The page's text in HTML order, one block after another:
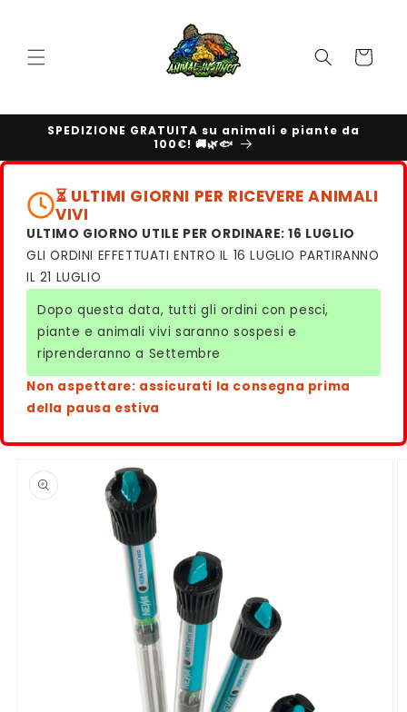
Carrello
SPEDIZIONE GRATUITA su animali e piante da
100€! 🚚🌿🐟
⏳ ULTIMI GIORNI PER RICEVERE ANIMALI
VIVI
ULTIMO GIORNO UTILE PER ORDINARE: 16 LUGLIO
GLI ORDINI EFFETTUATI ENTRO IL 16 LUGLIO PARTIRANNO
IL 21 LUGLIO
Dopo questa data, tutti gli ordini con pesci,
piante e animali vivi saranno sospesi e
riprenderanno a Settembre
Non aspettare: assicurati la consegna prima
della pausa estiva
informazioni
sul
prodotto